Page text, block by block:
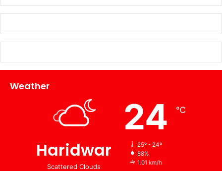
Weather
Haridwar
Scattered Clouds
24 ℃
25º - 24º
88%
1.01 km/h